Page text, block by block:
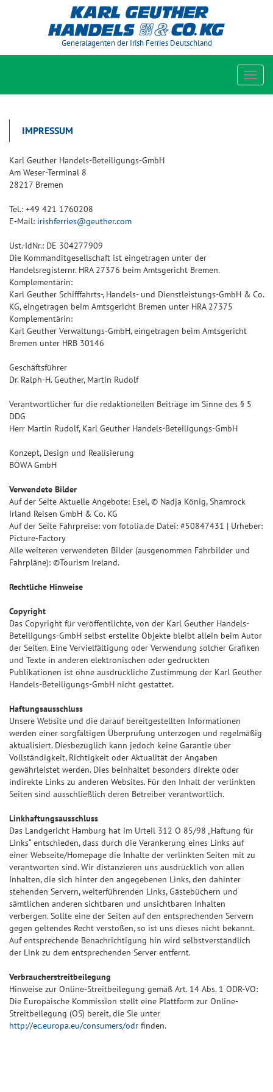
Generalagenten der Irish Ferries Deutschland
IMPRESSUM
Karl Geuther Handels-Beteiligungs-GmbH
Am Weser-Terminal 8
28217 Bremen
Tel.: +49 421 1760208
E-Mail: irishferries@geuther.com
Ust.-IdNr.: DE 304277909
Die Kommanditgesellschaft ist eingetragen unter der
Handelsregisternr. HRA 27376 beim Amtsgericht Bremen.
Komplementärin:
Karl Geuther Schifffahrts-, Handels- und Dienstleistungs-GmbH & Co.
KG, eingetragen beim Amtsgericht Bremen unter HRA 27375
Komplementärin:
Karl Geuther Verwaltungs-GmbH, eingetragen beim Amtsgericht
Bremen unter HRB 30146
Geschäftsführer
Dr. Ralph-H. Geuther, Martin Rudolf
Verantwortlicher für die redaktionellen Beiträge im Sinne des § 5
DDG
Herr Martin Rudolf, Karl Geuther Handels-Beteiligungs-GmbH
Konzept, Design und Realisierung
BÖWA GmbH
Verwendete Bilder
Auf der Seite Aktuelle Angebote: Esel, © Nadja König, Shamrock
Irland Reisen GmbH & Co. KG
Auf der Seite Fahrpreise: von fotolia.de Datei: #50847431 | Urheber:
Picture-Factory
Alle weiteren verwendeten Bilder (ausgenommen Fährbilder und
Fahrpläne): ©Tourism Ireland.
Rechtliche Hinweise
Copyright
Das Copyright für veröffentlichte, von der Karl Geuther Handels-
Beteiligungs-GmbH selbst erstellte Objekte bleibt allein beim Autor
der Seiten. Eine Vervielfältigung oder Verwendung solcher Grafiken
und Texte in anderen elektronischen oder gedruckten
Publikationen ist ohne ausdrückliche Zustimmung der Karl Geuther
Handels-Beteiligungs-GmbH nicht gestattet.
Haftungsausschluss
Unsere Website und die darauf bereitgestellten Informationen
werden einer sorgfältigen Überprüfung unterzogen und regelmäßig
aktualisiert. Diesbezüglich kann jedoch keine Garantie über
Vollständigkeit, Richtigkeit oder Aktualität der Angaben
gewährleistet werden. Dies beinhaltet besonders direkte oder
indirekte Links zu anderen Websites. Für den Inhalt der verlinkten
Seiten sind ausschließlich deren Betreiber verantwortlich.
Linkhaftungsausschluss
Das Landgericht Hamburg hat im Urteil 312 O 85/98 „Haftung für
Links“ entschieden, dass durch die Verankerung eines Links auf
einer Webseite/Homepage die Inhalte der verlinkten Seiten mit zu
verantworten sind. Wir distanzieren uns ausdrücklich von allen
Inhalten, die sich hinter den angegebenen Links, den dahinter
stehenden Servern, weiterführenden Links, Gästebüchern und
sämtlichen anderen sichtbaren und unsichtbaren Inhalten
verbergen. Sollte eine der Seiten auf den entsprechenden Servern
gegen geltendes Recht verstoßen, so ist uns dieses nicht bekannt.
Auf entsprechende Benachrichtigung hin wird selbstverständlich
der Link zu dem entsprechenden Server entfernt.
Verbraucherstreitbeilegung
Hinweise zur Online-Streitbeilegung gemäß Art. 14 Abs. 1 ODR-VO:
Die Europäische Kommission stellt eine Plattform zur Online-
Streitbeilegung (OS) bereit, die Sie unter
http://ec.europa.eu/consumers/odr finden.